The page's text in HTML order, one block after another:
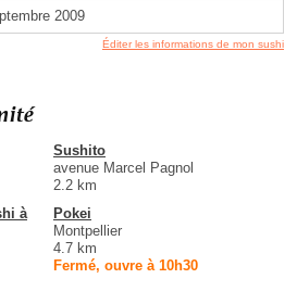
2009
Éditer les informations de mon sushi
Sushito
avenue Marcel Pagnol
2.2 km
à
Pokei
Montpellier
4.7 km
Fermé, ouvre à 10h30